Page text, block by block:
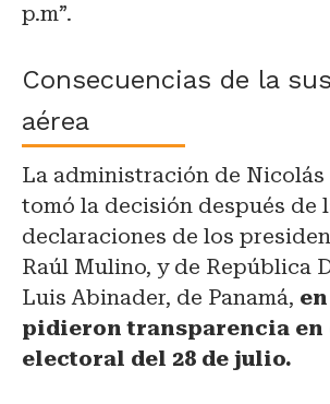
p.m”.
Consecuencias de la
aérea
La administración de
tomó la decisión después de
declaraciones de los
Raúl Mulino, y de República
Luis Abinader, de Panamá,
pidieron transparencia en
electoral del 28 de julio.